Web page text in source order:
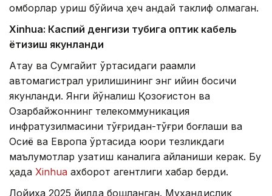
омборлар қуриш бўйича ҳеч қандай таклиф олмаган.
Xinhuа: Каспий денгизи тубига оптик кабель
ётқизиш якунланди
Ақтау ва Сумгайит ўртасидаги рақамли
автомагистрал қурилишининг энг қийин босқичи
якунланди. Янги йўналиш Қозоғистон ва
Озарбайжоннинг телекоммуникация
инфратузилмасини тўғридан-тўғри боғлаши ва
Осиё ва Европа ўртасида юқори тезликдаги
маълумотлар узатиш каналига айланиши керак. Бу
ҳақда Xinhua ахборот агентлиги хабар берди.
Лойиҳа 2025 йилда бошланган. Муҳандислик